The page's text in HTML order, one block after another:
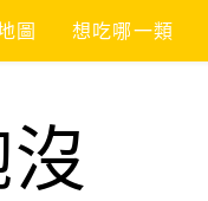
圖 想吃哪一類